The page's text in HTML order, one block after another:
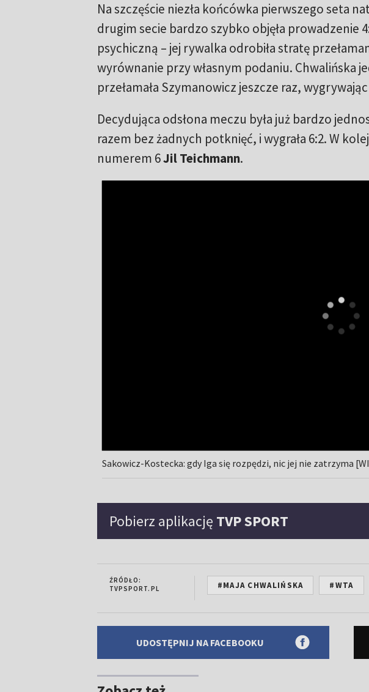
Na szczęście niezła końcówka pierwszego seta
drugim secie bardzo szybko objęła prowadzenie
psychiczną – jej rywalka odrobiła stratę
wyrównanie przy własnym podaniu. Chwalińska
przełamała Szymanowicz jeszcze raz, wygrywając
Decydująca odsłona meczu była już bardzo
razem bez żadnych potknięć, i wygrała 6:2. W
numerem 6Jil Teichmann.
Sakowicz-Kostecka: gdy Iga się rozpędzi, nic jej nie zatrzyma
Pobierz aplikację TVP SPORT
ŹRÓDŁO:
TVPSPORT.PL
#MAJA CHWALIŃSKA #WTA
UDOSTĘPNIJ NA FACEBOOKU